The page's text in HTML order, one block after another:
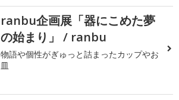
ranbu企画展「器にこめた夢
の始まり」 / ranbu
物語や個性がぎゅっと詰まったカップやお
皿